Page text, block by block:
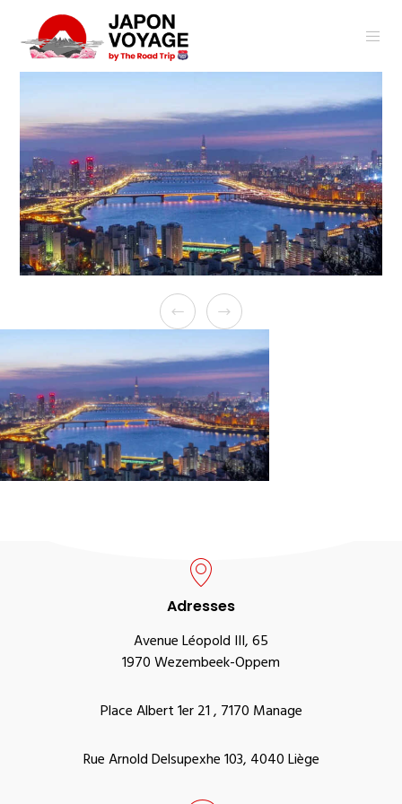
Adresses
Avenue Léopold III, 65
1970 Wezembeek-Oppem
Place Albert 1er 21 , 7170 Manage
Rue Arnold Delsupexhe 103, 4040 Liège